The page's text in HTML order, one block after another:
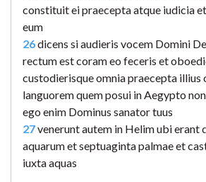
constituit ei praecepta atque iudicia
eum
26dicens si audieris vocem Domini
rectum est coram eo feceris et
custodierisque omnia praecepta illius
languorem quem posui in Aegypto
ego enim Dominus sanator tuus
27venerunt autem in Helim ubi erant
aquarum et septuaginta palmae et
iuxta aquas